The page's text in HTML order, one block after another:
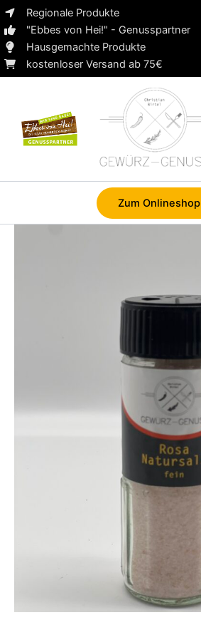
Zum
Inhalt
springen
Regionale Produkte
"Ebbes von Hei!" - Genusspartner
Hausgemachte Produkte
kostenloser Versand ab 75€
Zum Onlineshop